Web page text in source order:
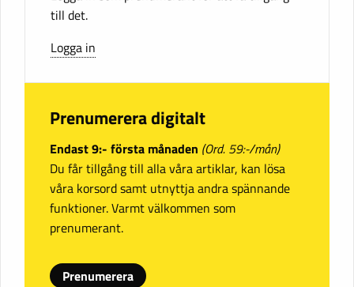
till det.
Logga in
Prenumerera digitalt
Endast 9:- första månaden (Ord. 59:-/mån)
Du får tillgång till alla våra artiklar, kan lösa
våra korsord samt utnyttja andra spännande
funktioner. Varmt välkommen som
prenumerant.
Prenumerera